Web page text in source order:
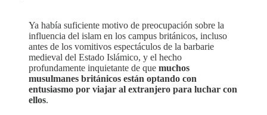
Ya había suficiente motivo de preocupación sobre la
influencia del islam en los campus británicos, incluso
antes de los vomitivos espectáculos de la barbarie
medieval del Estado Islámico, y el hecho
profundamente inquietante de que muchos
musulmanes británicos están optando con
entusiasmo por viajar al extranjero para luchar con
ellos.